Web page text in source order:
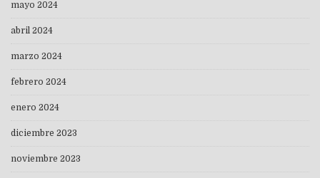
mayo 2024
abril 2024
marzo 2024
febrero 2024
enero 2024
diciembre 2023
noviembre 2023